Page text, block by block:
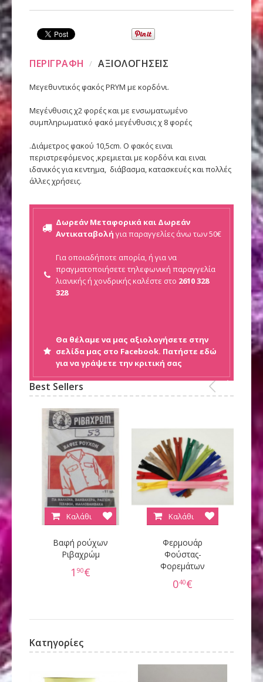
ΠΕΡΙΓΡΑΦΗ ΑΞΙΟΛΟΓΗΣΕΙΣ
Μεγεθυντικός φακός PRYM με κορδόνι.
Μεγένθυσις χ2 φορές και με ενσωματωμένο
συμπληρωματικό φακό μεγένθυσις χ 8 φορές
.Διάμετρος φακο΄υ 10,5cm. Ο φακός ειναι
περιστρεφόμενος ,κρεμιεται με κορδόνι και ειναι
ιδανικός για κεντημα, διάβασμα, κατασκευές και πολλές
άλλες χρήσεις.
Δωρεάν Μεταφορικά και Δωρεάν
Αντικαταβολή για παραγγελίες άνω των 50€
Για οποιαδήποτε απορία, ή για να
πραγματοποιήσετε τηλεφωνική παραγγελία
λιανικής ή χονδρικής καλέστε στο 2610 328
328
Θα θέλαμε να μας αξιολογήσετε στην
σελίδα μας στο Facebook. Πατήστε εδώ
για να γράψετε την κριτική σας
Best Sellers
Βαφή ρούχων
Ριβαχρώμ
1 90€
Καλάθι
Φερμουάρ
Φούστας-
Φορεμάτων
040€
Καλάθι
Κατηγορίες